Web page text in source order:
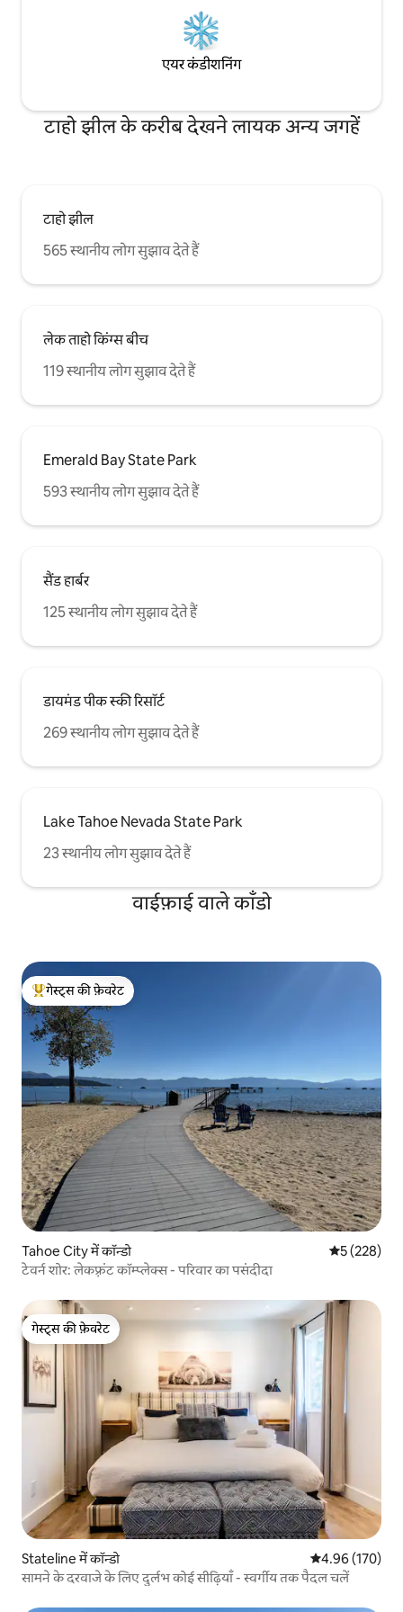
एयर कंडीशनिंग
टाहो झील के करीब देखने लायक अन्य जगहें
टाहो झील
565 स्थानीय लोग सुझाव देते हैं
लेक ताहो किंग्स बीच
119 स्थानीय लोग सुझाव देते हैं
Emerald Bay State Park
593 स्थानीय लोग सुझाव देते हैं
सैंड हार्बर
125 स्थानीय लोग सुझाव देते हैं
डायमंड पीक स्की रिसॉर्ट
269 स्थानीय लोग सुझाव देते हैं
Lake Tahoe Nevada State Park
23 स्थानीय लोग सुझाव देते हैं
वाईफ़ाई वाले काँडो
गेस्ट्स का टॉप फ़ेवरेट
गेस्ट्स की फ़ेवरेट
Tahoe City में कॉन्डो औसत रेटिंग 5
5 (228)
टेवर्न शोर: लेकफ़्रंट कॉम्प्लेक्स - परिवार का पसंदीदा
गेस्ट्स की फ़ेवरेट
गेस्ट्स की फ़ेवरेट
Stateline में कॉन्डो औसत रेटिंग 5 में से
4.96 (170)
सामने के दरवाजे के लिए दुर्लभ कोई सीढ़ियाँ - स्वर्गीय तक पैदल चलें